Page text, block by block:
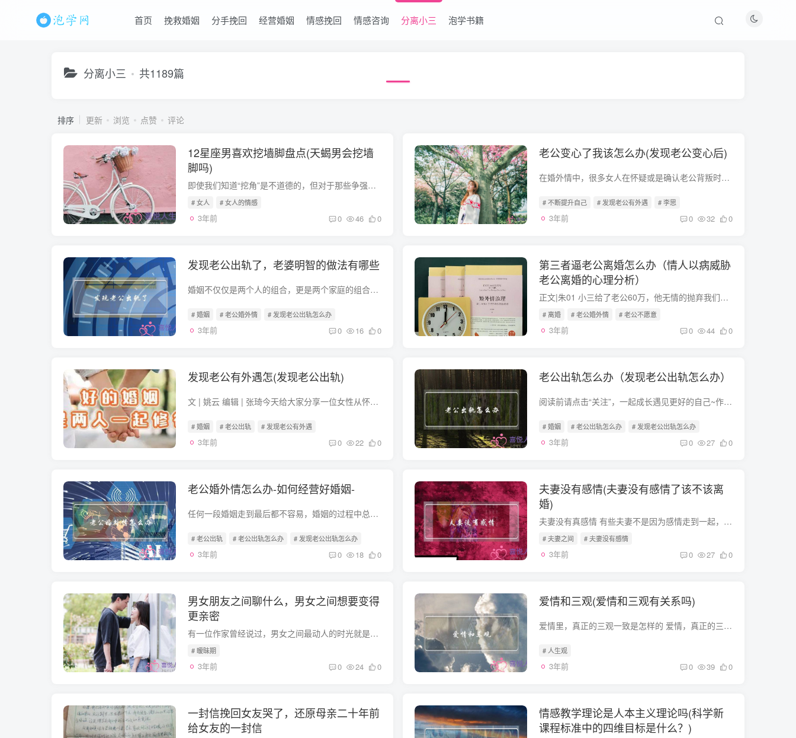
首页 挽救婚姻 分手挽回 经营婚姻 情感挽回 情感咨询 分离小三 泡学书籍
分离小三 共1189篇
排序 更新 浏览 点赞 评论
12星座男喜欢挖墙脚盘点(天蝎男会挖墙
脚吗)
即使我们知道“挖角”是不道德的，但对于那些争强好胜或者占有欲强的人来说，不管自己喜欢的人是否单身，他们都想去抢，把自己喜欢的人占为己有，甚至会使出各种“挖角”的招数，不顾无良手段达...
# 女人 # 女人的情感
3年前 0 46 0
老公变心了我该怎么办(发现老公变心后)
在婚外情中，很多女人在怀疑或是确认老公背叛时，往往都会逼着自己去调查、去取证，让自己变成了侦探福尔摩斯或是柯南。然而，在真相大白的那一刻，女人得到的只会是更加迷茫无助和百感交集，心...
# 不断提升自己 # 发现老公有外遇 # 李思
3年前 0 32 0
发现老公出轨了，老婆明智的做法有哪些
婚姻不仅仅是两个人的组合，更是两个家庭的组合，一旦处理不好的话，这艘婚姻的小船说翻就翻，当发现老公出轨，妻子该怎么做才能减少自己所受的伤害呢见过太多的人在婚姻破裂的关系中不知道该怎...
# 婚姻 # 老公婚外情 # 发现老公出轨怎么办
3年前 0 16 0
第三者逼老公离婚怎么办（情人以病威胁
老公离婚的心理分析）
正文|朱01 小三给了老公60万，他无情的抛弃我们母女我和前夫生活了10年。我有一个聪明懂事的女儿，擅长学习。他抛弃了我们。结婚的时候，我没钱。我以一百万抵押了我的房子，以帮助他实现他的事...
# 离婚 # 老公婚外情 # 老公不愿意
3年前 0 44 0
发现老公有外遇怎(发现老公出轨)
文 | 姚云 编辑 | 张琦今天给大家分享一位女性从怀疑老公出轨的痛苦中走出来，婚姻越来越幸福的故事。改善的女主在我们21天写作训练营中整理了自己的成长历程，经过她的允许，我们将她的故事分...
# 婚姻 # 老公出轨 # 发现老公有外遇
3年前 0 22 0
老公出轨怎么办（发现老公出轨怎么办）
阅读前请点击“关注”，一起成长遇见更好的自己~作者|玉紫鸢 编辑| 欣欣别把所有的自我，全都让给婚姻奥黛丽·赫本说：“人，最重要的是，有能力自我恢复，自我复活，自我解救，自我救赎；永远...
# 婚姻 # 老公出轨怎么办 # 发现老公出轨怎么办
3年前 0 27 0
老公婚外情怎么办-如何经营好婚姻-
任何一段婚姻走到最后都不容易，婚姻的过程中总会有磕磕绊绊，琐碎问题一大堆，老公出轨有婚外情该怎么办呢该怎么经营好自己的婚姻呢很多女性朋友面临这样的问题的时候都是束手无策，其实在面对...
# 老公出轨 # 老公出轨怎么办 # 发现老公出轨怎么办
3年前 0 18 0
夫妻没有感情(夫妻没有感情了该不该离
婚)
夫妻没有真感情 有些夫妻不是因为感情走到一起，而是父母之命啊或者别的一些什么原因。但是有专家做过一个调查，因自由恋爱在一起组成的家庭不一定就会将这个家庭维持的很好。在家庭维持的时间...
# 夫妻之间 # 夫妻没有感情
3年前 0 27 0
男女朋友之间聊什么，男女之间想要变得
更亲密
有一位作家曾经说过，男女之间最动人的时光就是暧昧期。双方都没有把故事讲透彻。他们显然非常喜欢对方。他们仍然被一层纸隔开，他们不得不假装什么都不知道。真的是这样的忙碌，带来了更多的努...
# 暧昧期
3年前 0 24 0
爱情和三观(爱情和三观有关系吗)
爱情里，真正的三观一致是怎样的 爱情，真正的三观一致，是求同存异的~ 三观一致才能步调一致，才能愉快地相处。三观一致的两个人，不仅仅是合拍的问题。他们还会懂得相互珍惜、体谅。陪伴代替...
# 人生观
3年前 0 39 0
一封信挽回女友哭了，还原母亲二十年前
给女友的一封信
情感教学理论是人本主义理论吗(科学新
课程标准中的四维目标是什么？)